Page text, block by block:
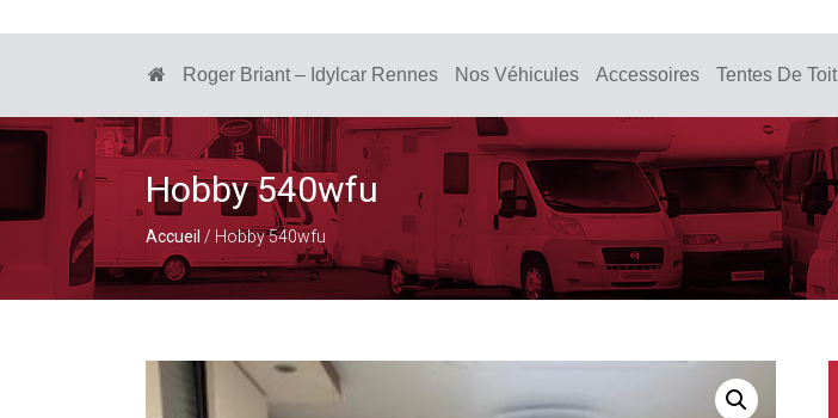
DU
CAR
DE
LA
CARAVANE
À
RENNES
Roger Briant – Idylcar Rennes Nos Véhicules Accessoires Tentes De Toit
Hobby 540wfu
Accueil / Hobby 540wfu